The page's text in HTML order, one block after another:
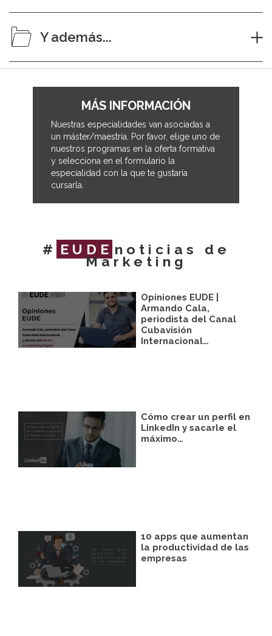
Y además...
MÁS INFORMACIÓN
Nuestras especialidades van asociadas a
un máster/maestría. Por favor, elige uno de
nuestros programas en la oferta formativa
y selecciona en el formulario la
especialidad con la que te gustaría
cursarla.
# EUDE noticias de
Marketing
Opiniones EUDE |
Armando Cala,
periodista del Canal
Cubavisión
Internacional…
Cómo crear un perfil en
LinkedIn y sacarle el
máximo…
10 apps que aumentan
la productividad de las
empresas